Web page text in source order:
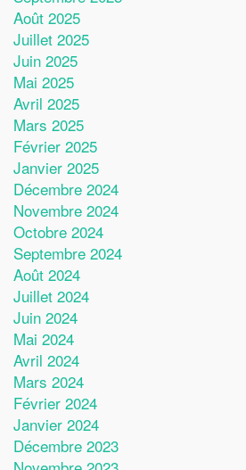
Août 2025
Juillet 2025
Juin 2025
Mai 2025
Avril 2025
Mars 2025
Février 2025
Janvier 2025
Décembre 2024
Novembre 2024
Octobre 2024
Septembre 2024
Août 2024
Juillet 2024
Juin 2024
Mai 2024
Avril 2024
Mars 2024
Février 2024
Janvier 2024
Décembre 2023